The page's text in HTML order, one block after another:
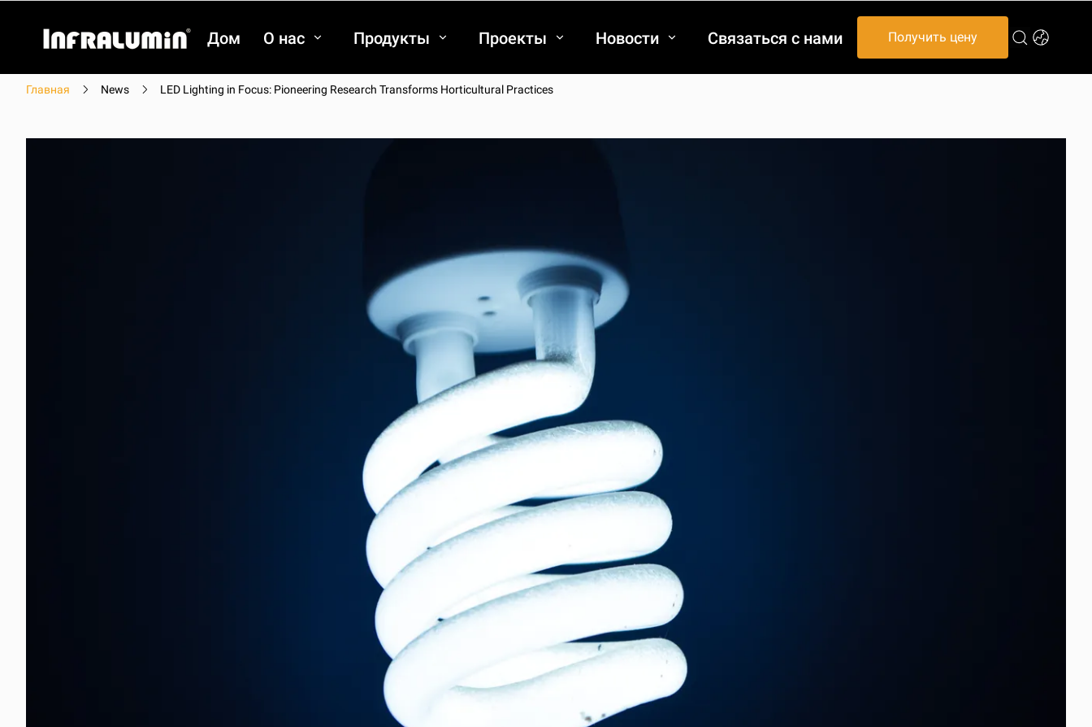
Дом О нас Продукты Проекты Новости Связаться с нами Получить цену
Главная News LED Lighting in Focus: Pioneering Research Transforms Horticultural Practices